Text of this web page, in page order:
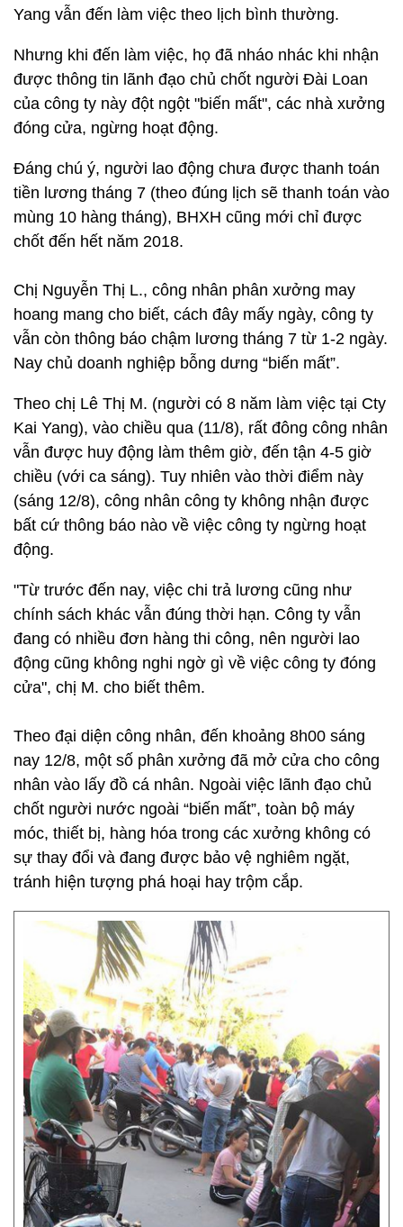
Yang vẫn đến làm việc theo lịch bình thường.
Nhưng khi đến làm việc, họ đã nháo nhác khi nhận
được thông tin lãnh đạo chủ chốt người Đài Loan
của công ty này đột ngột "biến mất", các nhà xưởng
đóng cửa, ngừng hoạt động.
Đáng chú ý, người lao động chưa được thanh toán
tiền lương tháng 7 (theo đúng lịch sẽ thanh toán vào
mùng 10 hàng tháng), BHXH cũng mới chỉ được
chốt đến hết năm 2018.
Chị Nguyễn Thị L., công nhân phân xưởng may
hoang mang cho biết, cách đây mấy ngày, công ty
vẫn còn thông báo chậm lương tháng 7 từ 1-2 ngày.
Nay chủ doanh nghiệp bỗng dưng “biến mất”.
Theo chị Lê Thị M. (người có 8 năm làm việc tại Cty
Kai Yang), vào chiều qua (11/8), rất đông công nhân
vẫn được huy động làm thêm giờ, đến tận 4-5 giờ
chiều (với ca sáng). Tuy nhiên vào thời điểm này
(sáng 12/8), công nhân công ty không nhận được
bất cứ thông báo nào về việc công ty ngừng hoạt
động.
"Từ trước đến nay, việc chi trả lương cũng như
chính sách khác vẫn đúng thời hạn. Công ty vẫn
đang có nhiều đơn hàng thi công, nên người lao
động cũng không nghi ngờ gì về việc công ty đóng
cửa", chị M. cho biết thêm.
Theo đại diện công nhân, đến khoảng 8h00 sáng
nay 12/8, một số phân xưởng đã mở cửa cho công
nhân vào lấy đồ cá nhân. Ngoài việc lãnh đạo chủ
chốt người nước ngoài “biến mất”, toàn bộ máy
móc, thiết bị, hàng hóa trong các xưởng không có
sự thay đổi và đang được bảo vệ nghiêm ngặt,
tránh hiện tượng phá hoại hay trộm cắp.